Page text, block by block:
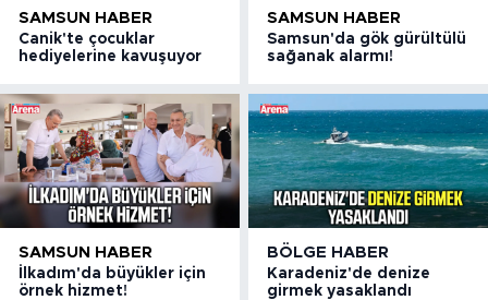
SAMSUN HABER
Canik'te çocuklar
hediyelerine kavuşuyor
SAMSUN HABER
Samsun'da gök gürültülü
sağanak alarmı!
SAMSUN HABER
İlkadım'da büyükler için
örnek hizmet!
BÖLGE HABER
Karadeniz'de denize
girmek yasaklandı